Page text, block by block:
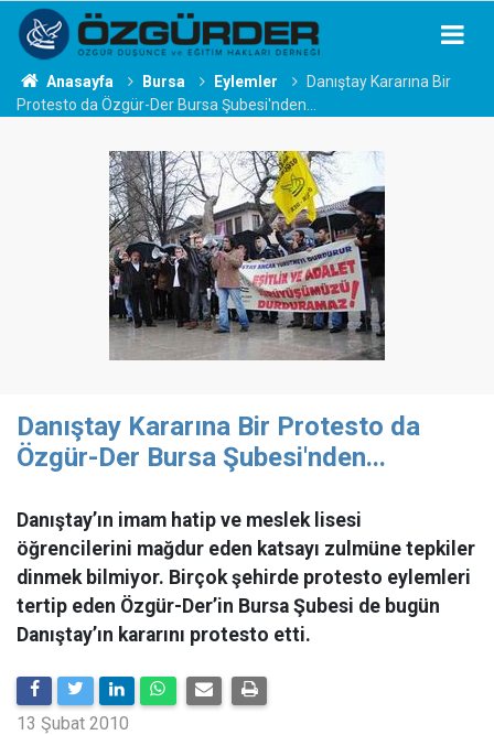
Anasayfa Bursa Eylemler
Danıştay Kararına Bir
Protesto da Özgür-Der Bursa Şubesi'nden...
Danıştay Kararına Bir Protesto da
Özgür-Der Bursa Şubesi'nden...
Danıştay’ın imam hatip ve meslek lisesi
öğrencilerini mağdur eden katsayı zulmüne tepkiler
dinmek bilmiyor. Birçok şehirde protesto eylemleri
tertip eden Özgür-Der’in Bursa Şubesi de bugün
Danıştay’ın kararını protesto etti.
13 Şubat 2010